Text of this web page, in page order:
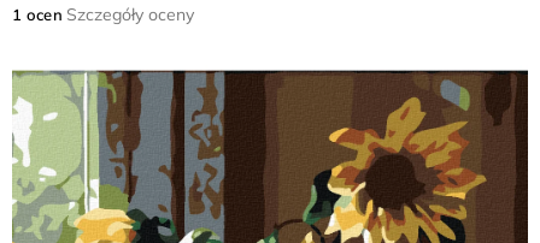
Średnia
wynosi
5,0
na
5
gwiazdek.
1 ocen Szczegóły oceny